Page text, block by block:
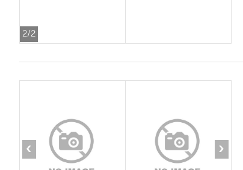
2/2
‹ ›